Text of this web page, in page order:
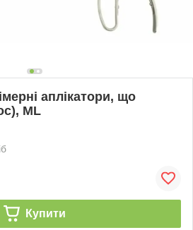
аплікатори, що
МL
Купити